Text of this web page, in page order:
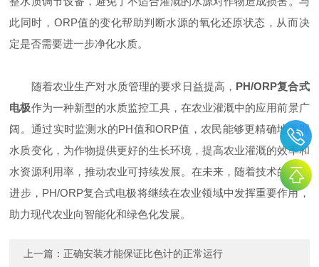
此同时，ORP值的变化帮助判断水源的氧化还原状态，从而决
定是否需要进一步净化水质。
随着农业生产对水质管理的要求日益提高， PH/ORP复合式
电极作为一种新型的水质监控工具，在农业灌溉中的应用前景广
阔。通过实时监测水的PH值和ORP值，农民能够更精确地掌握
水质变化，为作物提供更好的生长环境，提高农业灌溉的效率和
水资源利用率，推动农业可持续发展。在未来，随着技术的不断
进步，PH/ORP复合式电极将继续在农业领域中发挥重要作用，
助力现代农业向智能化和绿色化发展。
上一篇： 正确安装才能保证比色计的正常运行